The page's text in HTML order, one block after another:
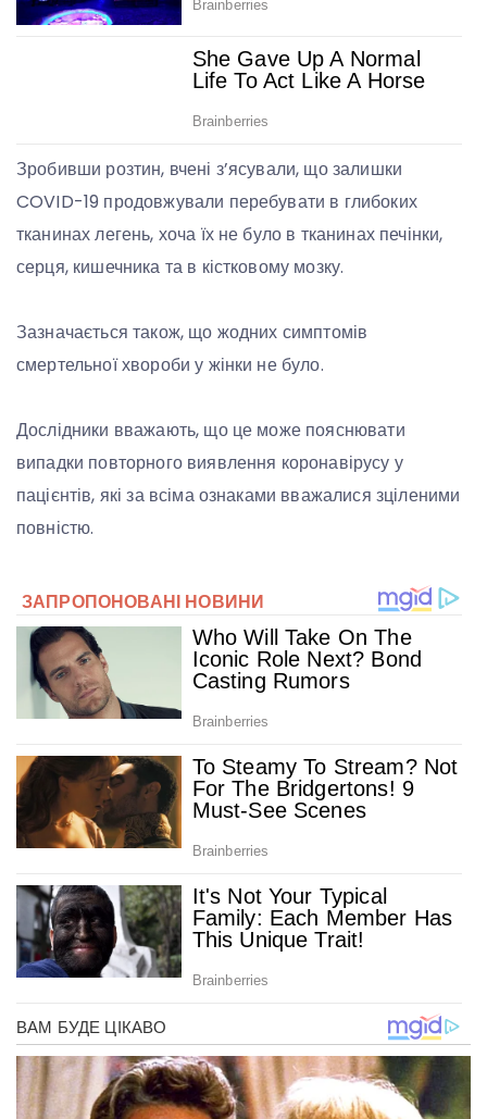
Зробивши розтин, вчені з’ясували, що залишки
COVID-19 продовжували перебувати в глибоких
тканинах легень, хоча їх не було в тканинах печінки,
серця, кишечника та в кістковому мозку.
Зазначається також, що жодних симптомів
смертельної хвороби у жінки не було.
Дослідники вважають, що це може пояснювати
випадки повторного виявлення коронавірусу у
пацієнтів, які за всіма ознаками вважалися зціленими
повністю.